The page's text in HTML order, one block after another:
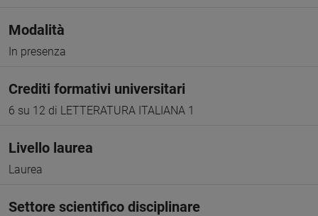
Modalità
In presenza
Crediti formativi universitari
6 su 12 di LETTERATURA ITALIANA 1
Livello laurea
Laurea
Settore scientifico disciplinare